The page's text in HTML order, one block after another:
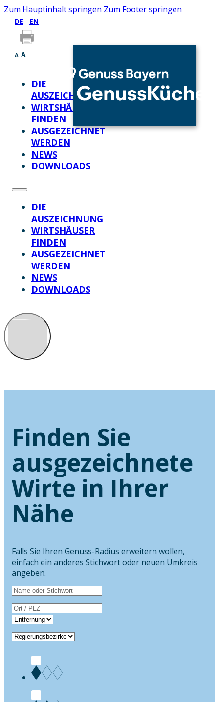
Zum Hauptinhalt springen Zum Footer springen
DE EN
A A
DIE
AUSZEICHNUNG
WIRTSHÄUSER
FINDEN
AUSGEZEICHNET
WERDEN
NEWS
DOWNLOADS
DIE
AUSZEICHNUNG
WIRTSHÄUSER
FINDEN
AUSGEZEICHNET
WERDEN
NEWS
DOWNLOADS
Finden Sie
ausgezeichnete
Wirte in Ihrer
Nähe
Falls Sie Ihren Genuss-Radius erweitern wollen,
einfach ein anderes Stichwort oder neuen Umkreis
angeben.